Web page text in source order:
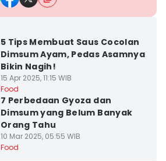
5 Tips Membuat Saus Cocolan
Dimsum Ayam, Pedas Asamnya
Bikin Nagih!
15 Apr 2025, 11:15 WIB
Food
7 Perbedaan Gyoza dan
Dimsum yang Belum Banyak
Orang Tahu
10 Mar 2025, 05:55 WIB
Food